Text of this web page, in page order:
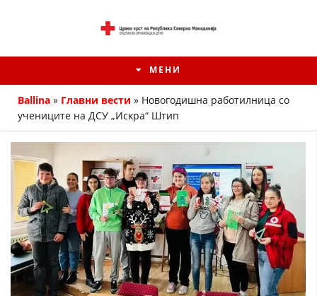
МЕНИ
ИСТОРИЈАТ НА ЦКРМ
ИСТОРИЈАТ НА ДВИЖЕЊЕТО
Ballina » Главни вести » Новогодишна работилница со
учениците на ДСУ „Искра“ Штип